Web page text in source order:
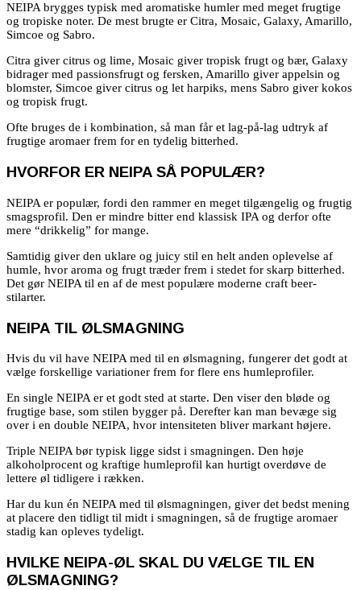
NEIPA brygges typisk med aromatiske humler med meget frugtige
og tropiske noter. De mest brugte er Citra, Mosaic, Galaxy, Amarillo,
Simcoe og Sabro.
Citra giver citrus og lime, Mosaic giver tropisk frugt og bær, Galaxy
bidrager med passionsfrugt og fersken, Amarillo giver appelsin og
blomster, Simcoe giver citrus og let harpiks, mens Sabro giver kokos
og tropisk frugt.
Ofte bruges de i kombination, så man får et lag-på-lag udtryk af
frugtige aromaer frem for en tydelig bitterhed.
HVORFOR ER NEIPA SÅ POPULÆR?
NEIPA er populær, fordi den rammer en meget tilgængelig og frugtig
smagsprofil. Den er mindre bitter end klassisk IPA og derfor ofte
mere “drikkelig” for mange.
Samtidig giver den uklare og juicy stil en helt anden oplevelse af
humle, hvor aroma og frugt træder frem i stedet for skarp bitterhed.
Det gør NEIPA til en af de mest populære moderne craft beer-
stilarter.
NEIPA TIL ØLSMAGNING
Hvis du vil have NEIPA med til en ølsmagning, fungerer det godt at
vælge forskellige variationer frem for flere ens humleprofiler.
En single NEIPA er et godt sted at starte. Den viser den bløde og
frugtige base, som stilen bygger på. Derefter kan man bevæge sig
over i en double NEIPA, hvor intensiteten bliver markant højere.
Triple NEIPA bør typisk ligge sidst i smagningen. Den høje
alkoholprocent og kraftige humleprofil kan hurtigt overdøve de
lettere øl tidligere i rækken.
Har du kun én NEIPA med til ølsmagningen, giver det bedst mening
at placere den tidligt til midt i smagningen, så de frugtige aromaer
stadig kan opleves tydeligt.
HVILKE NEIPA-ØL SKAL DU VÆLGE TIL EN
ØLSMAGNING?